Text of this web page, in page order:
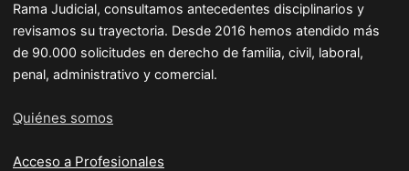
Rama Judicial, consultamos antecedentes disciplinarios y
revisamos su trayectoria. Desde 2016 hemos atendido más
de 90.000 solicitudes en derecho de familia, civil, laboral,
penal, administrativo y comercial.
Quiénes somos
Acceso a Profesionales